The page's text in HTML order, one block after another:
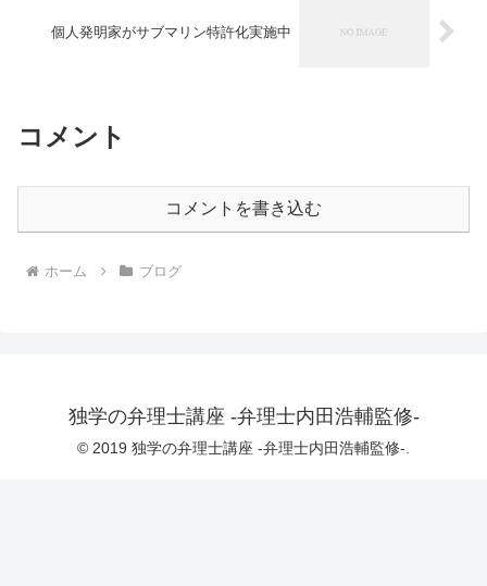
個人発明家がサブマリン特許化実施中
コメント
コメントを書き込む
ホーム ブログ
独学の弁理士講座 -弁理士内田浩輔監修-
© 2019 独学の弁理士講座 -弁理士内田浩輔監修-.